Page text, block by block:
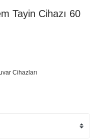
Tayin Cihazı 60
Cihazları